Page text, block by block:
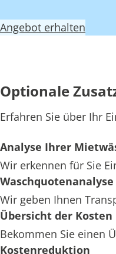
Angebot erhalten
Optionale
Erfahren Sie über Ihr
Analyse Ihrer
Wir erkennen für Sie
Waschquotenanalyse
Wir geben Ihnen
Übersicht der Kosten
Bekommen Sie einen
Kostenreduktion